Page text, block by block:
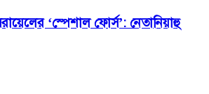
‘স্পেশাল ফোর্স’: নেতানিয়াহু